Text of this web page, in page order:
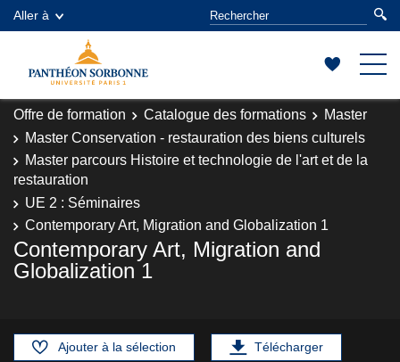
Aller à
Offre de formation Catalogue des formations
Master
Master Conservation - restauration des biens culturels
Master parcours Histoire et technologie de l'art et de la
restauration
UE 2 : Séminaires
Contemporary Art, Migration and Globalization 1
Contemporary Art, Migration and
Globalization 1
Ajouter à la sélection Télécharger